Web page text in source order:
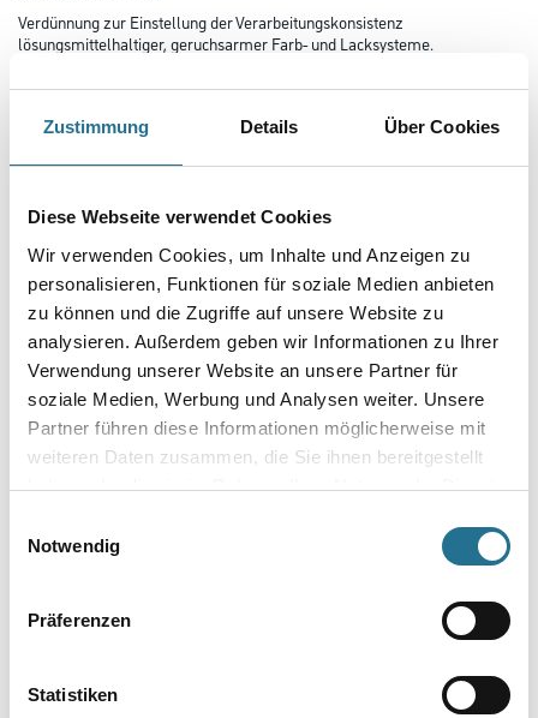
Zustimmung Details Über Cookies
Diese Webseite verwendet Cookies
Wir verwenden Cookies, um Inhalte und Anzeigen zu
personalisieren, Funktionen für soziale Medien anbieten
zu können und die Zugriffe auf unsere Website zu
analysieren. Außerdem geben wir Informationen zu Ihrer
Verwendung unserer Website an unsere Partner für
soziale Medien, Werbung und Analysen weiter. Unsere
Partner führen diese Informationen möglicherweise mit
weiteren Daten zusammen, die Sie ihnen bereitgestellt
haben oder die sie im Rahmen Ihrer Nutzung der Dienste
Notwendig
Präferenzen
Statistiken
Verdünnung zur Einstellung der Verarbeitungskonsistenz
lösungsmittelhaltiger, geruchsarmer Farb- und Lacksysteme.
Farbtonbezeichnung
Umrechnungsfaktoren
PRODUKTEIGENSCHAFTEN
- Verdünnung zur Einstellung der Verarbeitungskonsistenz